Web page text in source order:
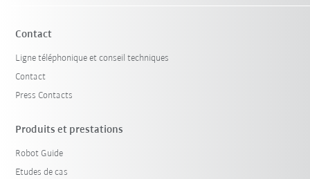
Contact
Ligne téléphonique et conseil techniques
Contact
Press Contacts
Produits et prestations
Robot Guide
Etudes de cas